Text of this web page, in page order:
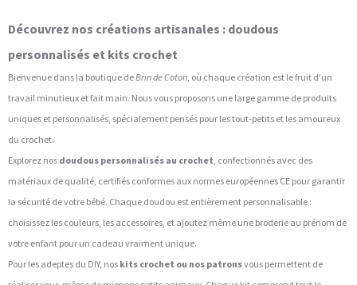
Découvrez nos créations artisanales : doudous
personnalisés et kits crochet
Bienvenue dans la boutique deBrin de Coton, où chaque création est le fruit d’un
travail minutieux et fait main. Nous vous proposons une large gamme de produits
uniques et personnalisés, spécialement pensés pour les tout-petits et les amoureux
du crochet.
Explorez nos doudous personnalisés au crochet, confectionnés avec des
matériaux de qualité, certifiés conformes aux normes européennes CE pour garantir
la sécurité de votre bébé. Chaque doudou est entièrement personnalisable :
choisissez les couleurs, les accessoires, et ajoutez même une broderie au prénom de
votre enfant pour un cadeau vraiment unique.
Pour les adeptes du DIY, nos kits crochet ou nos patronsvous permettent de